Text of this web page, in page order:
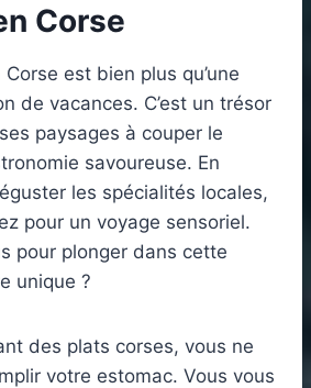
Corse
est bien plus qu’une
de vacances. C’est un trésor
paysages à couper le
savoureuse. En
les spécialités locales,
pour un voyage sensoriel.
pour plonger dans cette
unique ?
des plats corses, vous ne
votre estomac. Vous vous